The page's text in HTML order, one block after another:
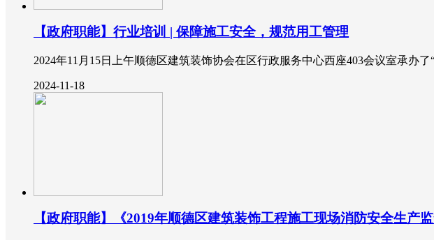
【政府职能】行业培训 | 保障施工安全，规范用工管理
2024年11月15日上午顺德区建筑装饰协会在区行政服务中心西座403会议室承办
2024-11-18
【政府职能】《2019年顺德区建筑装饰工程施工现场消防安全生产